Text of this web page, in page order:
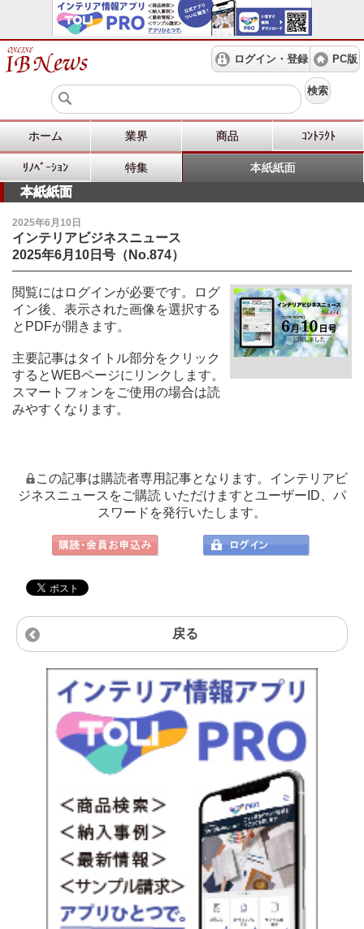
ログイン・登録 PC版
検索
ホーム 業界 商品 ｺﾝﾄﾗｸﾄ
ﾘﾉﾍﾞｰｼｮﾝ 特集 本紙紙面
本紙紙面
2025年6月10日
インテリアビジネスニュース
2025年6月10日号（No.874）
閲覧にはログインが必要です。ログ
イン後、表示された画像を選択する
とPDFが開きます。
主要記事はタイトル部分をクリック
するとWEBページにリンクします。
スマートフォンをご使用の場合は読
みやすくなります。
この記事は購読者専用記事となります。インテリアビ
ジネスニュースをご購読 いただけますとユーザーID、パ
スワードを発行いたします。
戻る